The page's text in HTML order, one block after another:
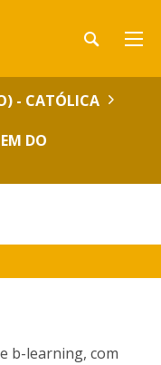
- CATÓLICA
DO
b-learning, com